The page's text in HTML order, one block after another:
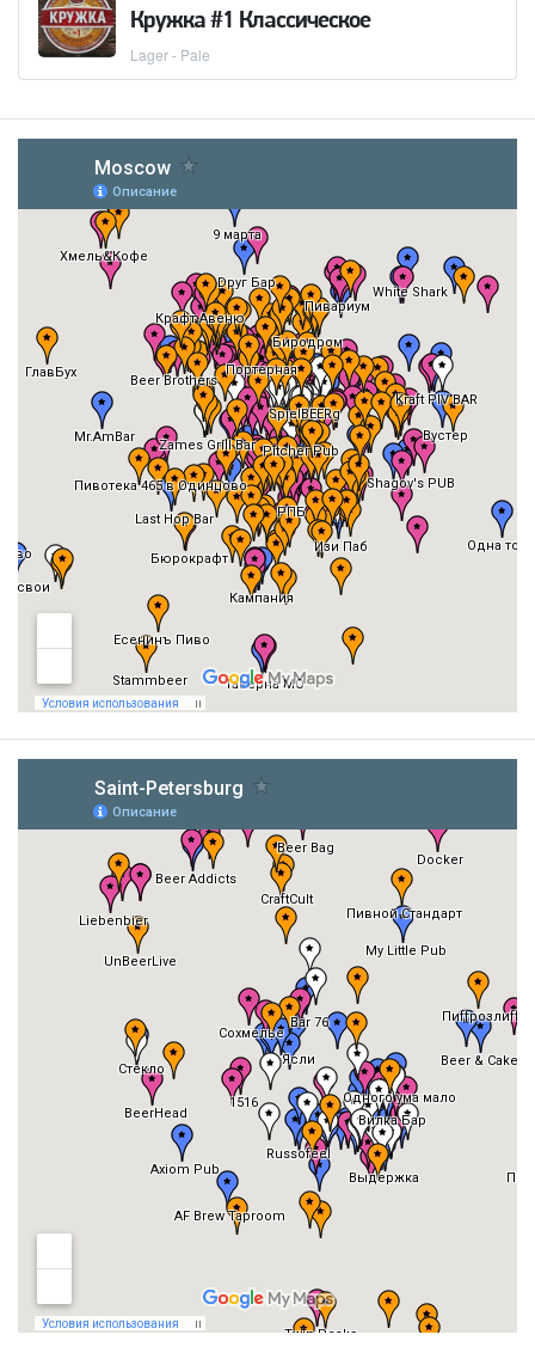
Кружка #1 Классическое
Lager - Pale